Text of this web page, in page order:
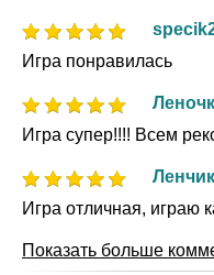
Игра понравилась
Игра супер!!!! Всем
Игра отличная, играю
Показать больше